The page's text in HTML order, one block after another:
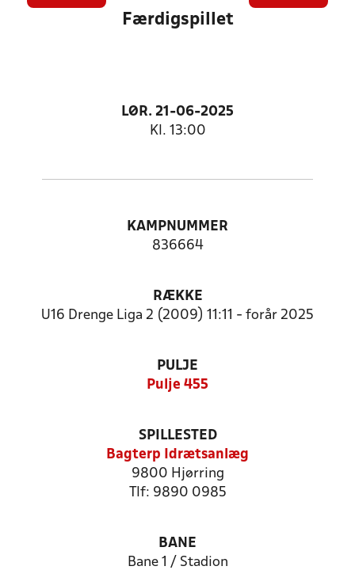
Færdigspillet
LØR. 21-06-2025
Kl. 13:00
KAMPNUMMER
836664
RÆKKE
U16 Drenge Liga 2 (2009) 11:11 - forår 2025
PULJE
Pulje 455
SPILLESTED
Bagterp Idrætsanlæg
9800 Hjørring
Tlf: 9890 0985
BANE
Bane 1 / Stadion